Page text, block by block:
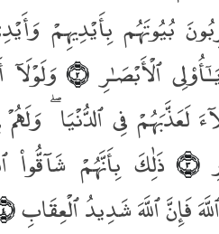
بُيُوتَهُم بِأَيْدِيهِمْ
ٱلْأَبْصَـٰرِ﴿٢﴾
لَعَذَّبَهُمْ فِى ٱلدُّنْيَا ۖ وَلَهُمْ
﴿٣﴾
ذَٰلِكَ بِأَنَّهُمْ شَآقُّوا۟
فَإِنَّ ٱللَّهَ شَدِيدُ ٱلْعِقَابِ﴿٤﴾